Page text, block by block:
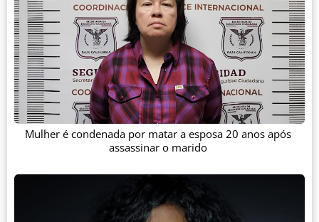
Mulher é condenada por matar a esposa 20 anos após
assassinar o marido